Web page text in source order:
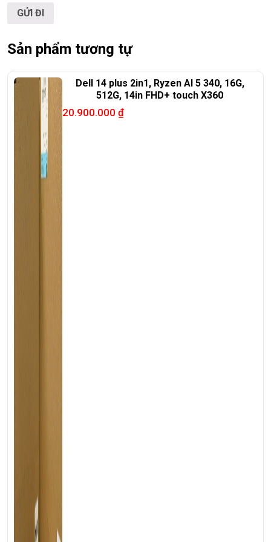
Sản phẩm tương tự
Dell 14 plus 2in1, Ryzen AI 5 340, 16G,
512G, 14in FHD+ touch X360
20.900.000 ₫